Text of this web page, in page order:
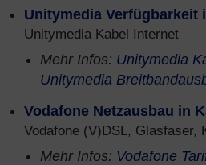
Unitymedia Verfügbarkeit
Unitymedia Kabel Internet
Mehr Infos: Unitymedia
Unitymedia
Vodafone Netzausbau in
Vodafone (V)DSL, Glasfaser,
Mehr Infos: Vodafone